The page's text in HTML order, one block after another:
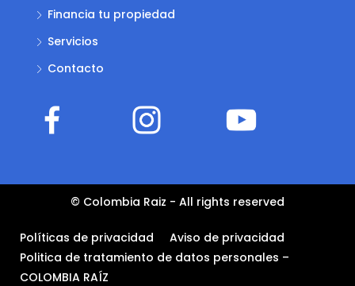
Financia tu propiedad
Servicios
Contacto
© Colombia Raiz - All rights reserved
Políticas de privacidad
Aviso de privacidad
Politica de tratamiento de datos personales –
COLOMBIA RAÍZ